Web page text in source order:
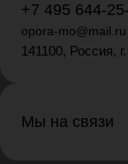
+7 495 644-
opora-mo@mail.ru
141100, Россия,
Мы на связи